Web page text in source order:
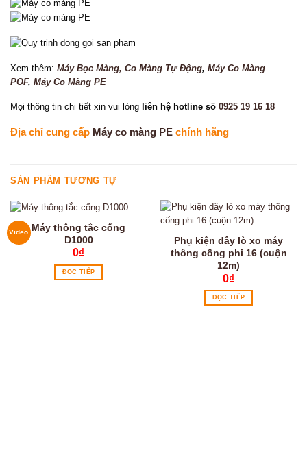
Xem thêm: Máy Bọc Màng, Co Màng Tự Động, Máy Co Màng
POF, Máy Co Màng PE
Mọi thông tin chi tiết xin vui lòng liên hệ hotline số 0925 19 16 18
Địa chỉ cung cấp Máy co màng PE chính hãng
SẢN PHẨM TƯƠNG TỰ
Video Máy thông tắc cống
D1000
0₫
ĐỌC TIẾP
Phụ kiện dây lò xo máy
thông cống phi 16 (cuộn
12m)
0₫
ĐỌC TIẾP